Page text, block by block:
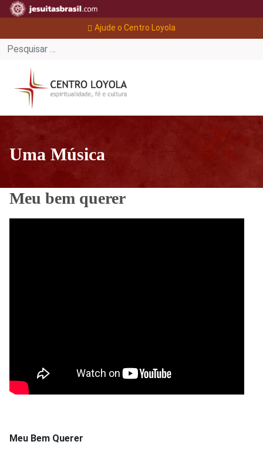
Ajude o Centro Loyola
Uma Música
Meu bem querer
Meu Bem Querer